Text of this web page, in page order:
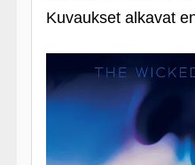
Kuvaukset alkavat